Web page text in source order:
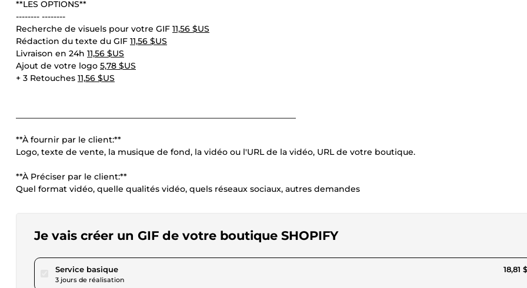
**LES OPTIONS**
-------- --------
Recherche de visuels pour votre GIF 11,56 $US
Rédaction du texte du GIF 11,56 $US
Livraison en 24h 11,56 $US
Ajout de votre logo 5,78 $US
+ 3 Retouches 11,56 $US
**À fournir par le client:**
Logo, texte de vente, la musique de fond, la vidéo ou l'URL de la vidéo, URL de votre boutique.
**À Préciser par le client:**
Quel format vidéo, quelle qualités vidéo, quels réseaux sociaux, autres demandes
Je vais créer un GIF de votre boutique SHOPIFY
Service basiquepour 17,34 $US
3 jours de réalisation
18,81